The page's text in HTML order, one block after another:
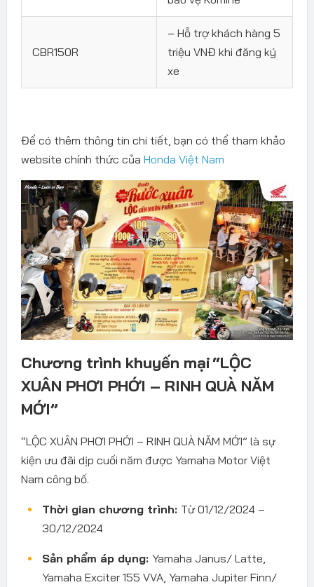
CBR150R
– Hỗ trợ khách hàng 5
triệu VNĐ khi đăng ký
xe
Để có thêm thông tin chi tiết, bạn có thể tham khảo
website chính thức của Honda Việt Nam
Chương trình khuyến mại “LỘC
XUÂN PHƠI PHỚI – RINH QUÀ NĂM
MỚI”
“LỘC XUÂN PHƠI PHỚI – RINH QUÀ NĂM MỚI” là sự
kiện ưu đãi dịp cuối năm được Yamaha Motor Việt
Nam công bố.
Thời gian chương trình: Từ 01/12/2024 –
30/12/2024
Sản phẩm áp dụng: Yamaha Janus/ Latte,
Yamaha Exciter 155 VVA, Yamaha Jupiter Finn/